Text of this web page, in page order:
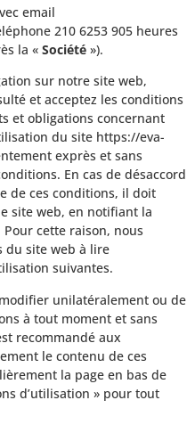
email
210 6253 905 heures
la « Société »).
sur notre site web,
et acceptez les conditions
et obligations concernant
du site https://eva-
exprès et sans
En cas de désaccord
de ces conditions, il doit
site web, en notifiant la
Pour cette raison, nous
du site web à lire
suivantes.
unilatéralement ou de
à tout moment et sans
recommandé aux
le contenu de ces
la page en bas de
d’utilisation » pour tout